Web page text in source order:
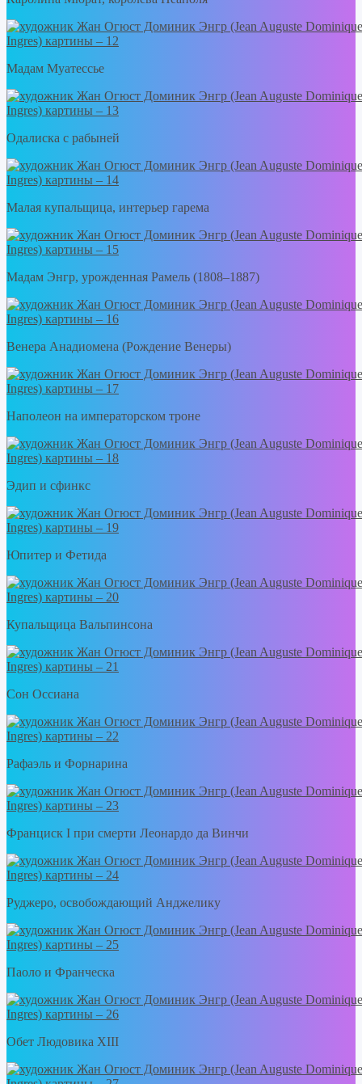
Мадам Муатессье
Одалиска с рабыней
Малая купальщица, интерьер гарема
Мадам Энгр, урожденная Рамель (1808–1887)
Венера Анадиомена (Рождение Венеры)
Наполеон на императорском троне
Эдип и сфинкс
Юпитер и Фетида
Купальщица Вальпинсона
Сон Оссиана
Рафаэль и Форнарина
Франциск I при смерти Леонардо да Винчи
Руджеро, освобождающий Анджелику
Паоло и Франческа
Обет Людовика XIII